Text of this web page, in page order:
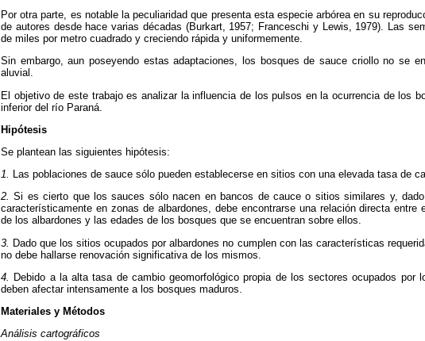
Por otra parte, es notable la peculiaridad que presenta esta especie arbórea en su
de autores desde hace varias décadas (Burkart, 1957; Franceschi y Lewis, 1979). Las
de miles por metro cuadrado y creciendo rápida y uniformemente.
Sin embargo, aun poseyendo estas adaptaciones, los bosques de sauce criollo no se
aluvial.
El objetivo de este trabajo es analizar la influencia de los pulsos en la ocurrencia de los
inferior del río Paraná.
Hipótesis
Se plantean las siguientes hipótesis:
1. Las poblaciones de sauce sólo pueden establecerse en sitios con una elevada tasa de
2. Si es cierto que los sauces sólo nacen en bancos de cauce o sitios similares y,
característicamente en zonas de albardones, debe encontrarse una relación directa entre
de los albardones y las edades de los bosques que se encuentran sobre ellos.
3. Dado que los sitios ocupados por albardones no cumplen con las características
no debe hallarse renovación significativa de los mismos.
4.
Debido a la alta tasa de cambio geomorfológico propia de los sectores ocupados por
deben afectar intensamente a los bosques maduros.
Materiales y Métodos
Análisis cartográficos